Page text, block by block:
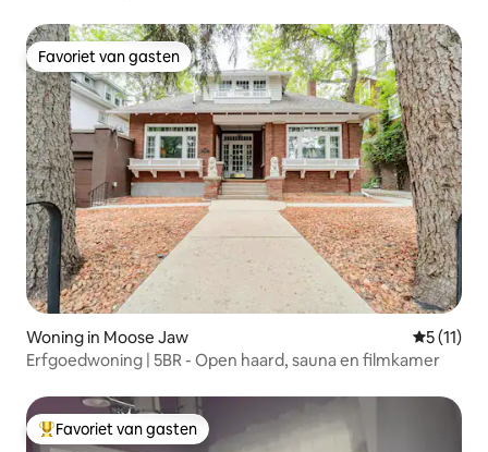
Favoriet van gasten
Favoriet van gasten
Woning in Moose Jaw
5 (11)
Erfgoedwoning | 5BR - Open haard, sauna en filmkamer
Topfavoriet van gasten
Favoriet van gasten